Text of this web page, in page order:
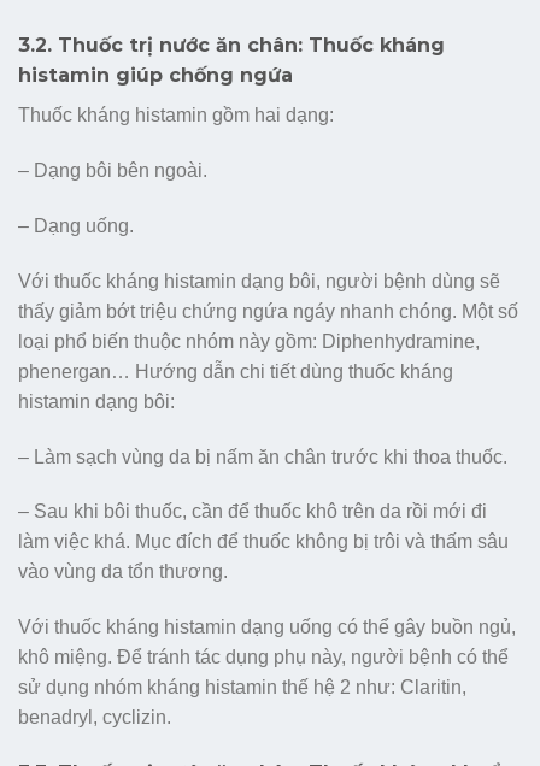
3.2. Thuốc trị nước ăn chân: Thuốc kháng
histamin giúp chống ngứa
Thuốc kháng histamin gồm hai dạng:
– Dạng bôi bên ngoài.
– Dạng uống.
Với thuốc kháng histamin dạng bôi, người bệnh dùng sẽ
thấy giảm bớt triệu chứng ngứa ngáy nhanh chóng. Một số
loại phổ biến thuộc nhóm này gồm: Diphenhydramine,
phenergan… Hướng dẫn chi tiết dùng thuốc kháng
histamin dạng bôi:
– Làm sạch vùng da bị nấm ăn chân trước khi thoa thuốc.
– Sau khi bôi thuốc, cần để thuốc khô trên da rồi mới đi
làm việc khá. Mục đích để thuốc không bị trôi và thấm sâu
vào vùng da tổn thương.
Với thuốc kháng histamin dạng uống có thể gây buồn ngủ,
khô miệng. Để tránh tác dụng phụ này, người bệnh có thể
sử dụng nhóm kháng histamin thế hệ 2 như: Claritin,
benadryl, cyclizin.